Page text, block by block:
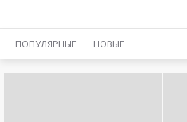
ПОПУЛЯРНЫЕ НОВЫЕ